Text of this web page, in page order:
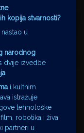
kopija stvarnosti?
nastao u
narodnog
dvije izvedbe
.
i kultnim
istražuje
tehnološke
robotika i živa
partneri u